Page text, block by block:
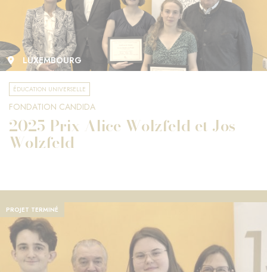
LUXEMBOURG
ÉDUCATION UNIVERSELLE
FONDATION CANDIDA
2025 Prix Alice Wolzfeld et Jos
Wolzfeld
PROJET TERMINÉ